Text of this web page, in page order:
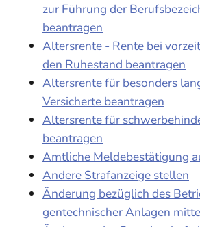
zur Führung der
beantragen
Altersrente - Rente bei
den Ruhestand beantragen
Altersrente für besonders
Versicherte beantragen
Altersrente für
beantragen
Amtliche Meldebestätigung
Andere Strafanzeige stellen
Änderung bezüglich des
gentechnischer Anlagen